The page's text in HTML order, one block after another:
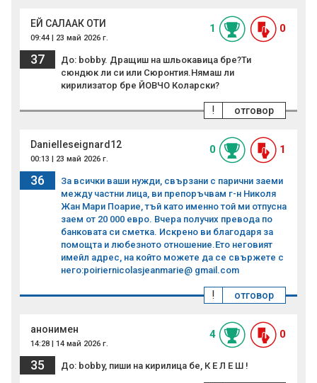
ЕЙ САЛААК ОТИ
09:44 | 23 май 2026 г.
1 0
37
До: bobby. Дращиш на шльокавица бре?Ти
сюндюк ли си или Сюронтия.Нямаш ли
кирилизатор бре ЙОВЧО Коларски?
отговор
!
Danielleseignard12
00:13 | 23 май 2026 г.
0 1
36
За всички ваши нужди, свързани с парични заеми
между частни лица, ви препоръчвам г-н Николя
Жан Мари Поарие, тъй като именно той ми отпусна
заем от 20 000 евро. Вчера получих превода по
банковата си сметка. Искрено ви благодаря за
помощта и любезното отношение.Ето неговият
имейл адрес, на който можете да се свържете с
него:poiriernicolasjeanmarie@ gmail.com
отговор
!
анонимен
14:28 | 14 май 2026 г.
4 0
35 До: bobby, пиши на кирилица бе, К Е Л Е Ш !